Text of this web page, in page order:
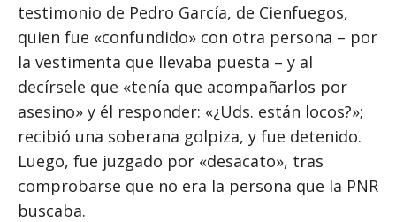
testimonio de Pedro García, de Cienfuegos,
quien fue «confundido» con otra persona – por
la vestimenta que llevaba puesta – y al
decírsele que «tenía que acompañarlos por
asesino» y él responder: «¿Uds. están locos?»;
recibió una soberana golpiza, y fue detenido.
Luego, fue juzgado por «desacato», tras
comprobarse que no era la persona que la PNR
buscaba.